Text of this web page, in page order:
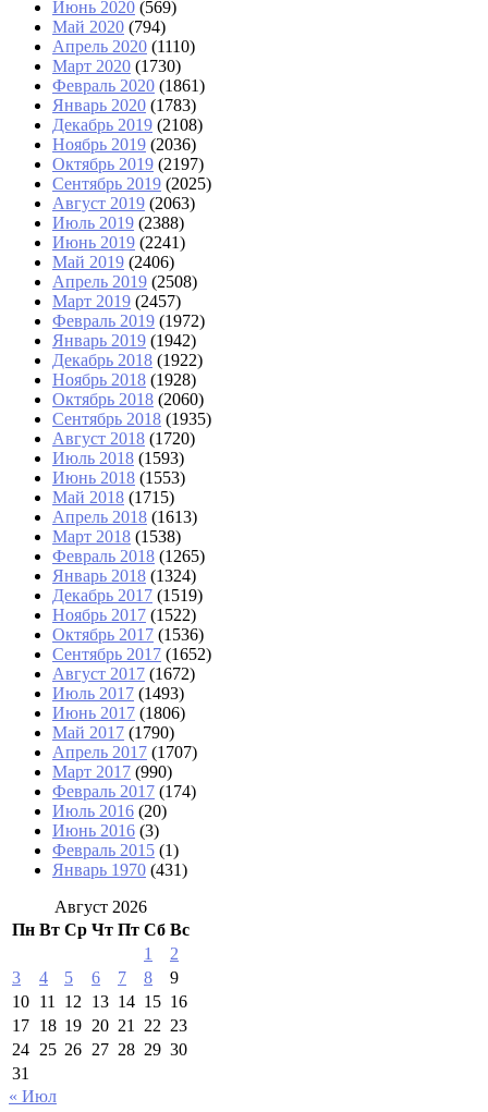
Июнь 2020 (569)
Май 2020 (794)
Апрель 2020 (1110)
Март 2020 (1730)
Февраль 2020 (1861)
Январь 2020 (1783)
Декабрь 2019 (2108)
Ноябрь 2019 (2036)
Октябрь 2019 (2197)
Сентябрь 2019 (2025)
Август 2019 (2063)
Июль 2019 (2388)
Июнь 2019 (2241)
Май 2019 (2406)
Апрель 2019 (2508)
Март 2019 (2457)
Февраль 2019 (1972)
Январь 2019 (1942)
Декабрь 2018 (1922)
Ноябрь 2018 (1928)
Октябрь 2018 (2060)
Сентябрь 2018 (1935)
Август 2018 (1720)
Июль 2018 (1593)
Июнь 2018 (1553)
Май 2018 (1715)
Апрель 2018 (1613)
Март 2018 (1538)
Февраль 2018 (1265)
Январь 2018 (1324)
Декабрь 2017 (1519)
Ноябрь 2017 (1522)
Октябрь 2017 (1536)
Сентябрь 2017 (1652)
Август 2017 (1672)
Июль 2017 (1493)
Июнь 2017 (1806)
Май 2017 (1790)
Апрель 2017 (1707)
Март 2017 (990)
Февраль 2017 (174)
Июль 2016 (20)
Июнь 2016 (3)
Февраль 2015 (1)
Январь 1970 (431)
Август 2026
Пн Вт Ср Чт Пт Сб Вс
1
2
3
4 5 6 7 8
9
10 11 12 13 14 15 16
17 18 19 20 21 22 23
24 25 26 27 28 29 30
31
« Июл